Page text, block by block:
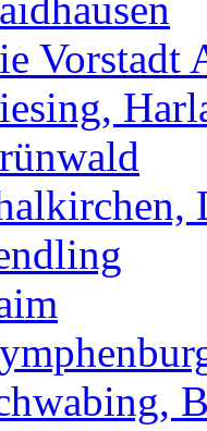
Vorstadt